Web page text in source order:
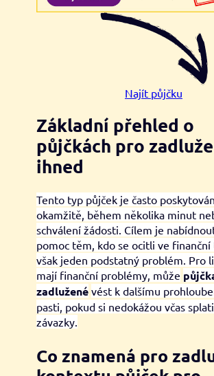
Najít půjčku
Základní přehled o
půjčkách pro
ihned
Tento typ půjček je často
okamžitě, během několika minut
schválení žádosti. Cílem je
pomoc těm, kdo se ocitli ve finanční
však jeden podstatný problém. Pro
mají finanční problémy, může
zadlužené vést k dalšímu
pasti, pokud si nedokážou včas
závazky.
Co znamená pro